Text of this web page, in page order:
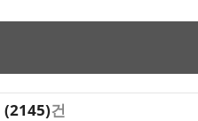
(2145)건